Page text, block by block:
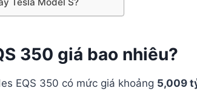
350 giá bao nhiêu?
EQS 350 có mức giá khoảng 5,009